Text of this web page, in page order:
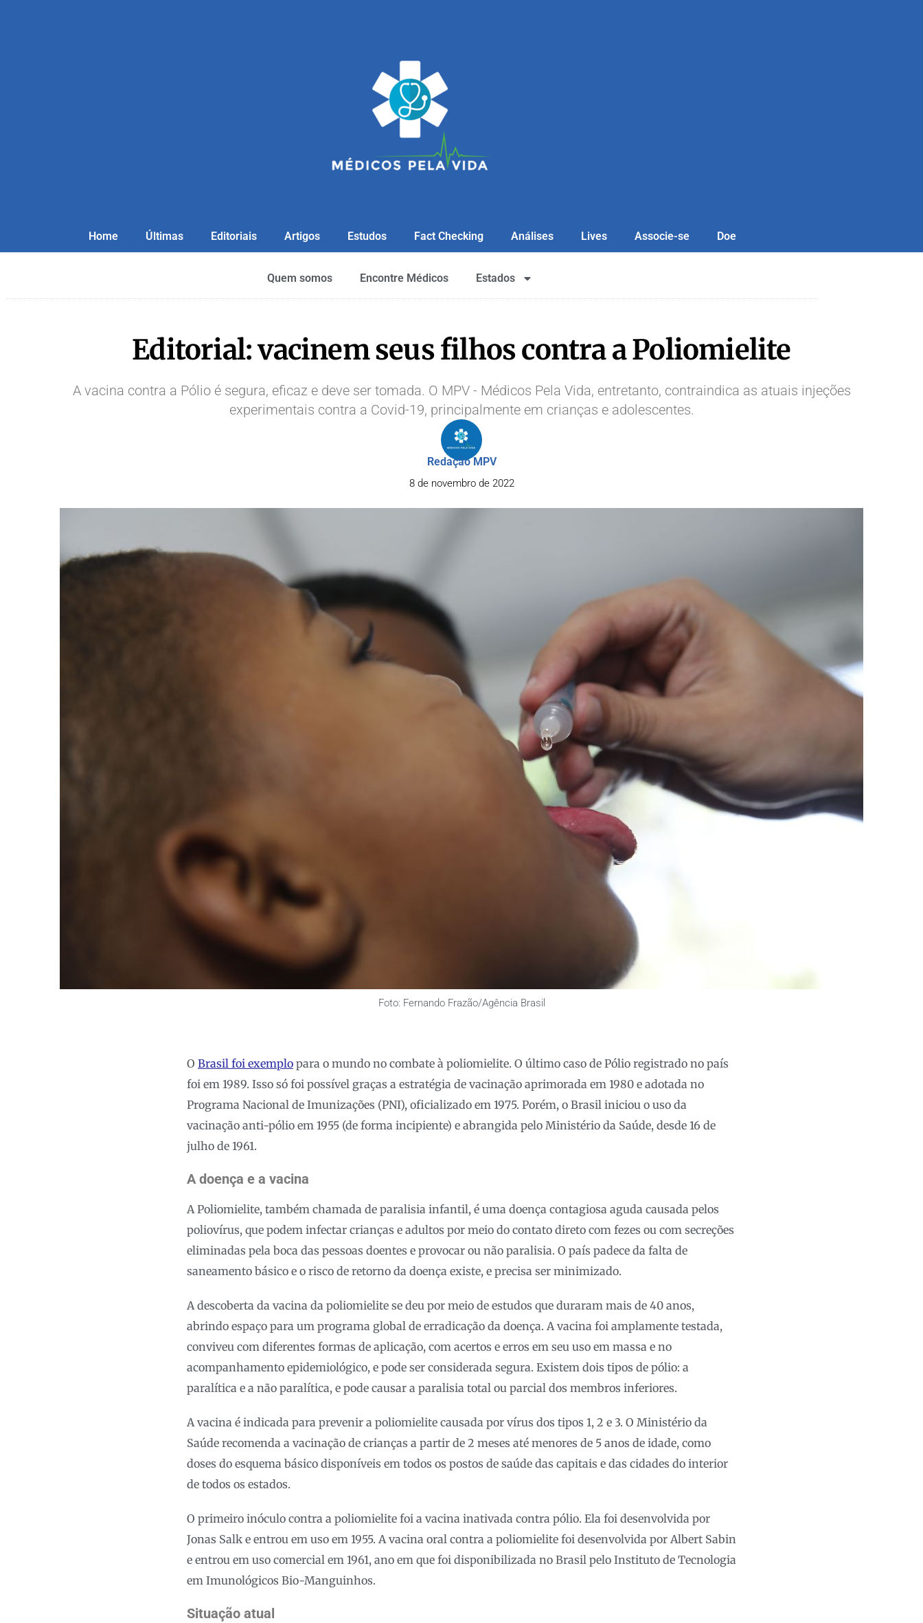
Home Últimas Editoriais Artigos Estudos Fact Checking Análises Lives Associe-se Doe
Quem somos Encontre Médicos Estados
Editorial: vacinem seus filhos contra a Poliomielite
A vacina contra a Pólio é segura, eficaz e deve ser tomada. O MPV - Médicos Pela Vida, entretanto, contraindica as atuais injeções
experimentais contra a Covid-19, principalmente em crianças e adolescentes.
Redação MPV
8 de novembro de 2022
Foto: Fernando Frazão/Agência Brasil
O Brasil foi exemplo para o mundo no combate à poliomielite. O último caso de Pólio registrado no país
foi em 1989. Isso só foi possível graças a estratégia de vacinação aprimorada em 1980 e adotada no
Programa Nacional de Imunizações (PNI), oficializado em 1975. Porém, o Brasil iniciou o uso da
vacinação anti-pólio em 1955 (de forma incipiente) e abrangida pelo Ministério da Saúde, desde 16 de
julho de 1961.
A doença e a vacina
A Poliomielite, também chamada de paralisia infantil, é uma doença contagiosa aguda causada pelos
poliovírus, que podem infectar crianças e adultos por meio do contato direto com fezes ou com secreções
eliminadas pela boca das pessoas doentes e provocar ou não paralisia. O país padece da falta de
saneamento básico e o risco de retorno da doença existe, e precisa ser minimizado.
A descoberta da vacina da poliomielite se deu por meio de estudos que duraram mais de 40 anos,
abrindo espaço para um programa global de erradicação da doença. A vacina foi amplamente testada,
conviveu com diferentes formas de aplicação, com acertos e erros em seu uso em massa e no
acompanhamento epidemiológico, e pode ser considerada segura. Existem dois tipos de pólio: a
paralítica e a não paralítica, e pode causar a paralisia total ou parcial dos membros inferiores.
A vacina é indicada para prevenir a poliomielite causada por vírus dos tipos 1, 2 e 3. O Ministério da
Saúde recomenda a vacinação de crianças a partir de 2 meses até menores de 5 anos de idade, como
doses do esquema básico disponíveis em todos os postos de saúde das capitais e das cidades do interior
de todos os estados.
O primeiro inóculo contra a poliomielite foi a vacina inativada contra pólio. Ela foi desenvolvida por
Jonas Salk e entrou em uso em 1955. A vacina oral contra a poliomielite foi desenvolvida por Albert Sabin
e entrou em uso comercial em 1961, ano em que foi disponibilizada no Brasil pelo Instituto de Tecnologia
em Imunológicos Bio-Manguinhos.
Situação atual